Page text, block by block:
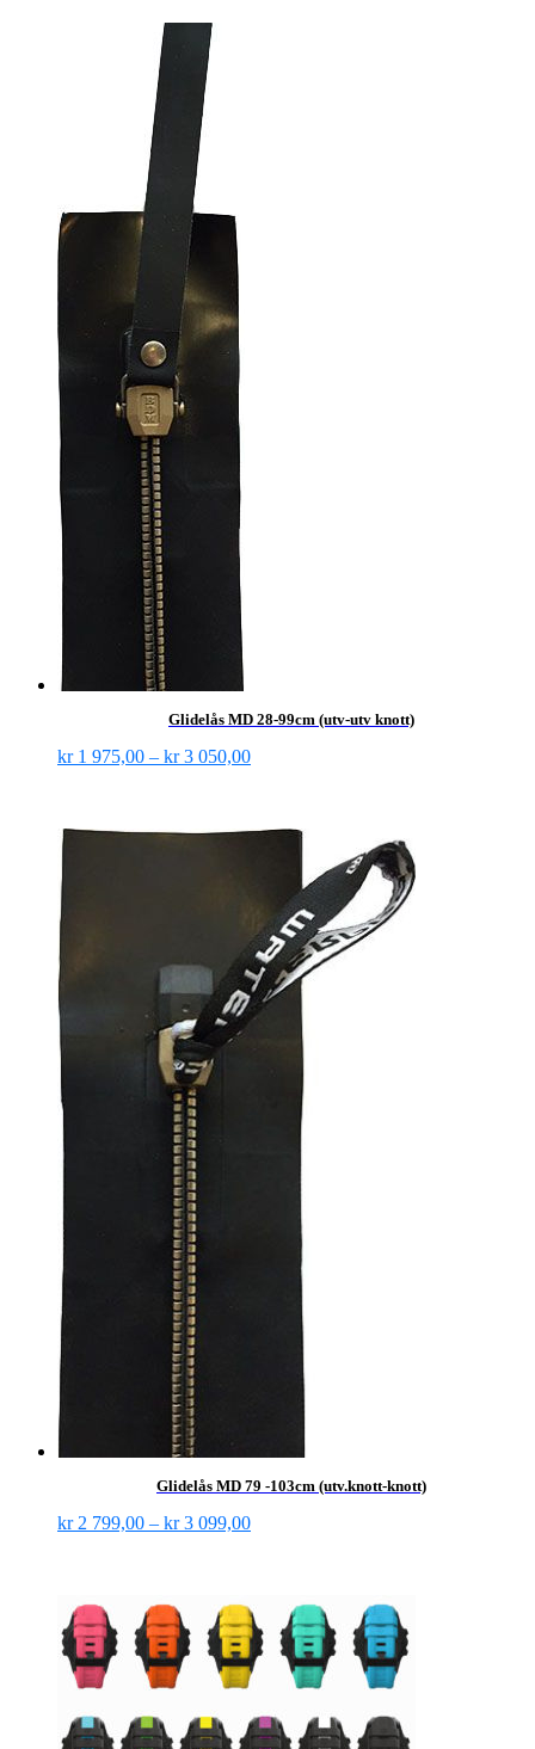
Glidelås MD 28-99cm (utv-utv knott)
kr1 975,00 – kr3 050,00
Glidelås MD 79 -103cm (utv.knott-knott)
kr2 799,00 – kr3 099,00